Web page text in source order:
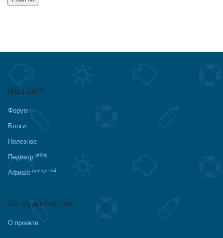
Наш сайт
Форум
Блоги
Полезное
Педиатр online
Афиша для детей
Сотрудничество
О проекте